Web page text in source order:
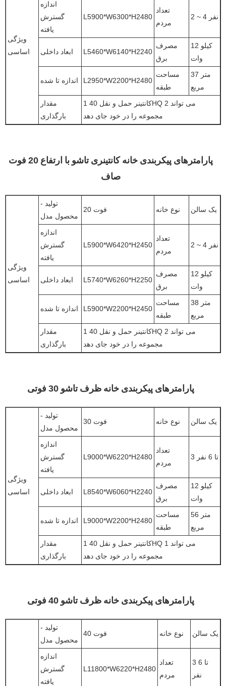
ویژگی
اساسی
اندازه
گسترش
یافته
L5900*W6300*H2480
تعداد
مردم
2 ~ 4 نفر
ابعاد داخلی L5460*W6140*H2240
مصرف
برق
12 کیلو
وات
اندازه تا شده L2950*W2200*H2480
مساحت
طبقه
37 متر
مربع
مقدار
بارگذاری
1 کانتینر حمل و نقل 40HQ می تواند 2
مجموعه را در خود جای دهد
پارامترهای پیکربندی خانه کانتینری تاشو با ارتفاع 20 فوت
صاف
ویژگی
اساسی
تولید -
محصول مدل
20 فوت نوع خانه یک سالن
اندازه
گسترش
یافته
L5900*W6420*H2450
تعداد
مردم
2 ~ 4 نفر
ابعاد داخلی L5740*W6260*H2250
مصرف
برق
12 کیلو
وات
اندازه تا شده L5900*W2200*H2450
مساحت
طبقه
38 متر
مربع
مقدار
بارگذاری
1 کانتینر حمل و نقل 40HQ می تواند 2
مجموعه را در خود جای دهد
پارامترهای پیکربندی خانه ظرف تاشو 30 فوتی
ویژگی
اساسی
تولید -
محصول مدل
30 فوت نوع خانه یک سالن
اندازه
گسترش
یافته
L9000*W6220*H2480
تعداد
مردم
3 تا 6 نفر
ابعاد داخلی L8540*W6060*H2240
مصرف
برق
12 کیلو
وات
اندازه تا شده L9000*W2200*H2480
مساحت
طبقه
56 متر
مربع
مقدار
بارگذاری
1 کانتینر حمل و نقل 40HQ می تواند 1
مجموعه را در خود جای دهد
پارامترهای پیکربندی خانه ظرف تاشو 40 فوتی
تولید -
محصول مدل
40 فوت نوع خانه یک سالن
اندازه
گسترش
یافته
L11800*W6220*H2480
تعداد
مردم
3 تا 6
نفر